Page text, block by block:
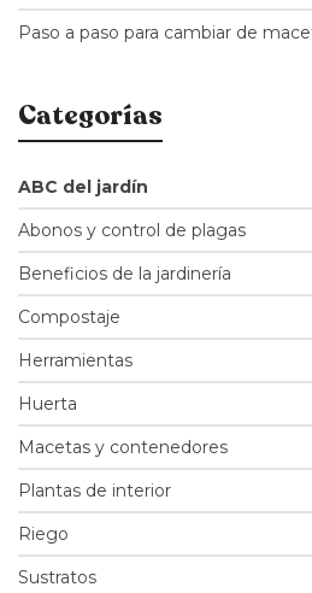
Paso a paso para cambiar de
Categorías
ABC del jardín
Abonos y control de plagas
Beneficios de la jardinería
Compostaje
Herramientas
Huerta
Macetas y contenedores
Plantas de interior
Riego
Sustratos